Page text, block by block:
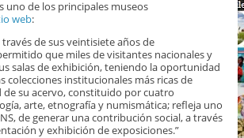
uno de los principales museos
web:
través de sus veintisiete años de
que miles de visitantes nacionales y
salas de exhibición, teniendo la oportunidad
colecciones institucionales más ricas de
de su acervo, constituido por cuatro
arte, etnografía y numismática; refleja uno
de generar una contribución social, a través
y exhibición de exposiciones.”